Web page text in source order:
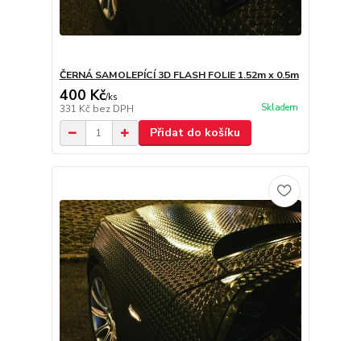
ČERNÁ SAMOLEPÍCÍ 3D FLASH FOLIE 1.52m x 0.5m
400 Kč/ks
331 Kč bez DPH Skladem
Přidat do košíku